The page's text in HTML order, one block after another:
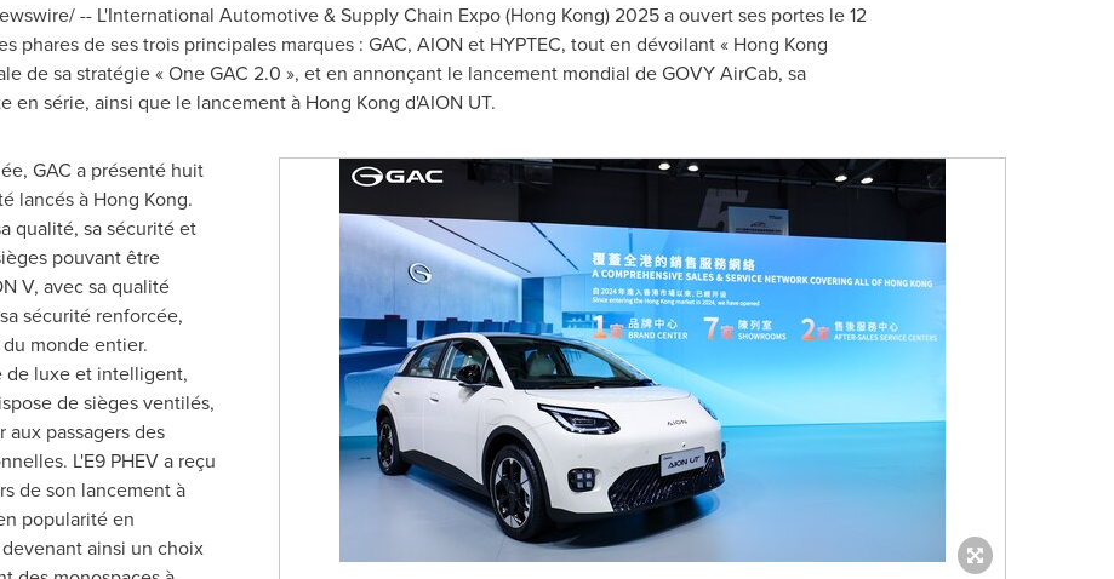
-- L'International Automotive & Supply Chain Expo (Hong Kong) 2025 a ouvert ses portes le 12
phares de ses trois principales marques : GAC, AION et HYPTEC, tout en dévoilant « Hong Kong
de sa stratégie « One GAC 2.0 », et en annonçant le lancement mondial de GOVY AirCab, sa
en série, ainsi que le lancement à Hong Kong d'AION UT.
GAC a présenté huit
lancés à Hong Kong.
qualité, sa sécurité et
pouvant être
V, avec sa qualité
sécurité renforcée,
monde entier.
de luxe et intelligent,
de sièges ventilés,
passagers des
L'E9 PHEV a reçu
de son lancement à
popularité en
ainsi un choix